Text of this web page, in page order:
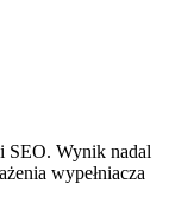
SEO. Wynik nadal
wypełniacza